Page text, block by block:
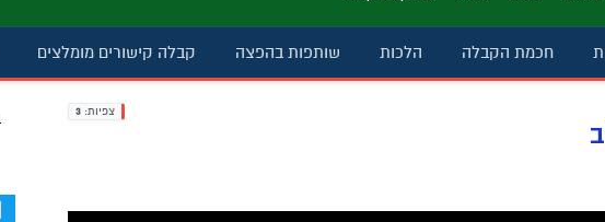
חכמת הקבלה הלכות שותפות בהפצה קבלה קישורים מומלצים
צפיות: 3